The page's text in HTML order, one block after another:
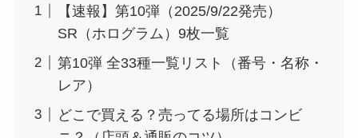
【速報】第10弾（2025/9/22発売）
SR（ホログラム）9枚一覧
第10弾 全33種一覧リスト（番号・名称・
レア）
どこで買える？売ってる場所はコンビ